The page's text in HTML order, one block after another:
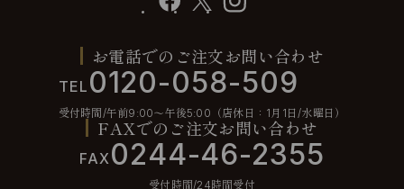
お電話でのご注文お問い合わせ
TEL 0120-058-509
受付時間/午前9:00〜午後5:00（店休日：1月1日/水曜日）
FAXでのご注文お問い合わせ
FAX0244-46-2355
受付時間/24時間受付